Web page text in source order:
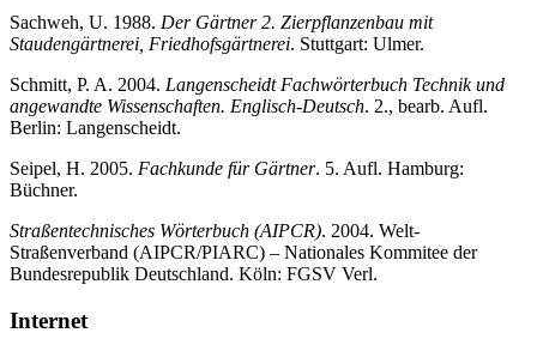
Sachweh, U. 1988. Der Gärtner 2. Zierpflanzenbau mit
Staudengärtnerei, Friedhofsgärtnerei. Stuttgart: Ulmer.
Schmitt, P. A. 2004. Langenscheidt Fachwörterbuch Technik und
angewandte Wissenschaften. Englisch-Deutsch. 2., bearb. Aufl.
Berlin: Langenscheidt.
Seipel, H. 2005. Fachkunde für Gärtner. 5. Aufl. Hamburg:
Büchner.
Straßentechnisches Wörterbuch (AIPCR). 2004. Welt-
Straßenverband (AIPCR/PIARC) – Nationales Kommitee der
Bundesrepublik Deutschland. Köln: FGSV Verl.
Internet